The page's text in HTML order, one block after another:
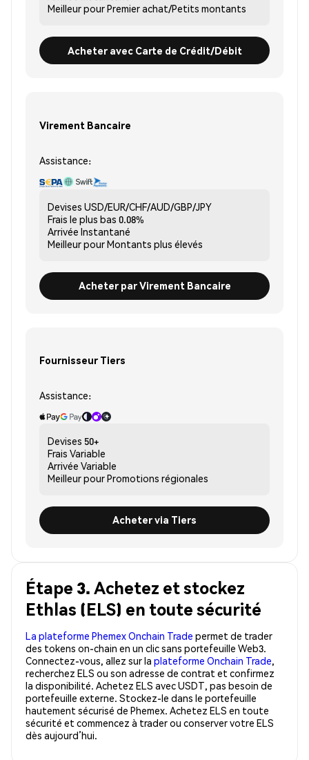
Meilleur pourPremier achat/Petits montants
Acheter avec Carte de Crédit/Débit
Virement Bancaire
Assistance:
Devises USD/EUR/CHF/AUD/GBP/JPY
Frais le plus bas 0.08%
Arrivée Instantané
Meilleur pourMontants plus élevés
Acheter par Virement Bancaire
Fournisseur Tiers
Assistance:
Devises 50+
Frais Variable
Arrivée Variable
Meilleur pourPromotions régionales
Acheter via Tiers
Étape 3. Achetez et stockez
Ethlas (ELS) en toute sécurité
La plateforme Phemex Onchain Trade permet de trader
des tokens on-chain en un clic sans portefeuille Web3.
Connectez-vous, allez sur la plateforme Onchain Trade,
recherchez ELS ou son adresse de contrat et confirmez
la disponibilité. Achetez ELS avec USDT, pas besoin de
portefeuille externe. Stockez-le dans le portefeuille
hautement sécurisé de Phemex. Achetez ELS en toute
sécurité et commencez à trader ou conserver votre ELS
dès aujourd’hui.